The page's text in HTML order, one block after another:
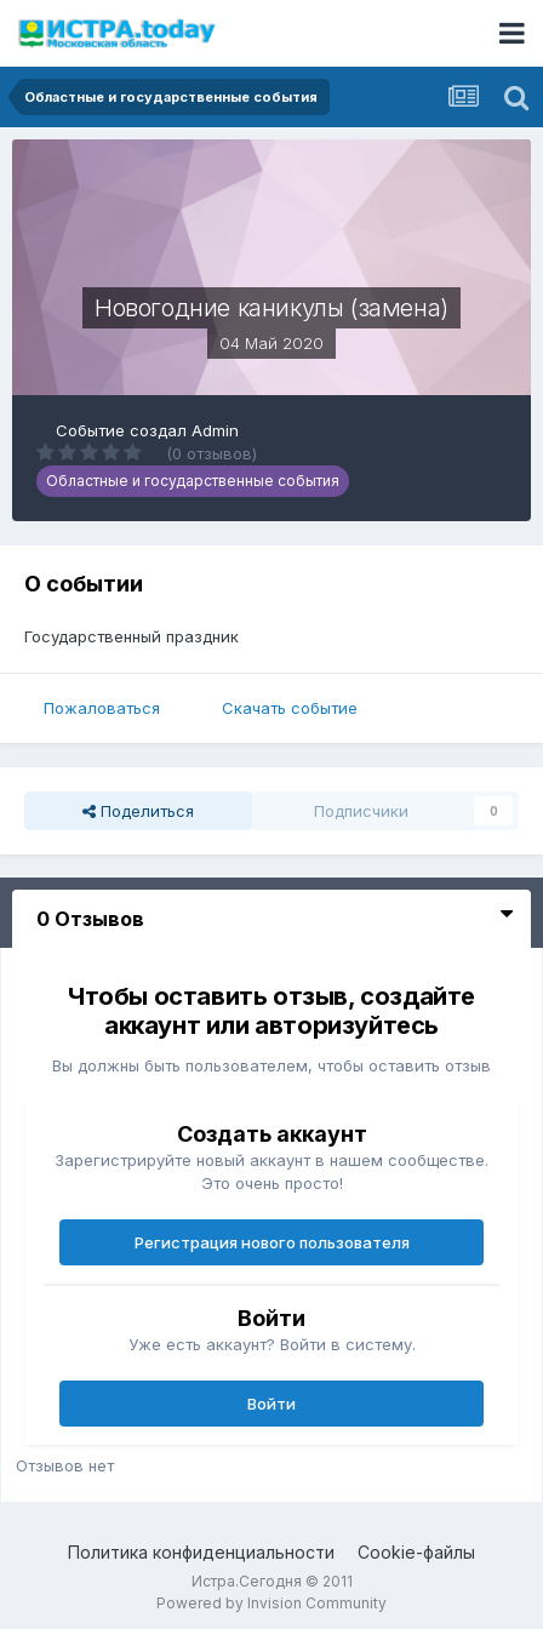
Областные и государственные события
Новогодние каникулы (замена)
04 Май 2020
Событие создал Admin
(0 отзывов)
Областные и государственные события
О событии
Государственный праздник
Пожаловаться Скачать событие
Поделиться Подписчики 0
0 Отзывов
Чтобы оставить отзыв, создайте
аккаунт или авторизуйтесь
Вы должны быть пользователем, чтобы оставить отзыв
Создать аккаунт
Зарегистрируйте новый аккаунт в нашем сообществе.
Это очень просто!
Регистрация нового пользователя
Войти
Уже есть аккаунт? Войти в систему.
Войти
Отзывов нет
Политика конфиденциальности Cookie-файлы
Истра.Сегодня © 2011
Powered by Invision Community